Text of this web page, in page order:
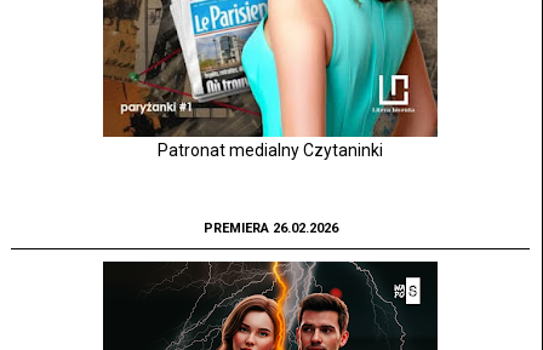
Patronat medialny Czytaninki
PREMIERA 26.02.2026